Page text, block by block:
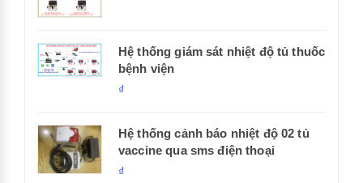
Hệ thống giám sát nhiệt độ tủ thuốc
bệnh viện
₫
Hệ thống cảnh báo nhiệt độ 02 tủ
vaccine qua sms điện thoại
₫